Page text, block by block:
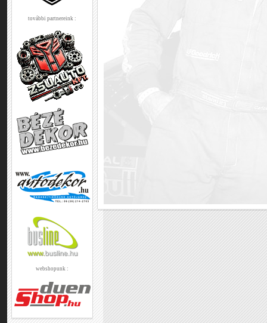
további partnereink :
webshopunk :